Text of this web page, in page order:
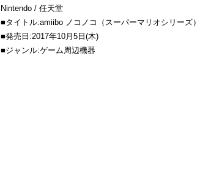
Nintendo / 任天堂
■タイトル:amiibo ノコノコ（スーパーマリオシリーズ
■発売日:2017年10月5日(木)
■ジャンル:ゲーム周辺機器